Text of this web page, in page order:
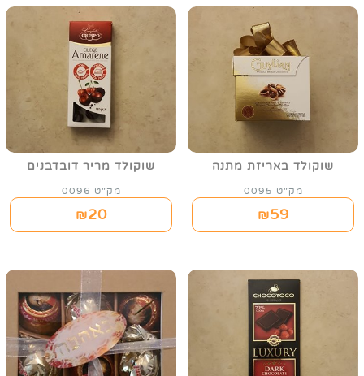
שוקולד באריזת מתנה
מק"ט 0095
₪59
שוקולד מריר דובדבנים
מק"ט 0096
₪20